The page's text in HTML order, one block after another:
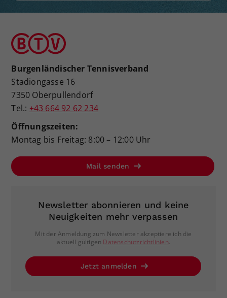
Burgenländischer Tennisverband
Stadiongasse 16
7350 Oberpullendorf
Tel.: +43 664 92 62 234
Öffnungszeiten:
Montag bis Freitag: 8:00 – 12:00 Uhr
Mail senden
Newsletter abonnieren und keine
Neuigkeiten mehr verpassen
Mit der Anmeldung zum Newsletter akzeptiere ich die
aktuell gültigen Datenschutzrichtlinien.
Jetzt anmelden